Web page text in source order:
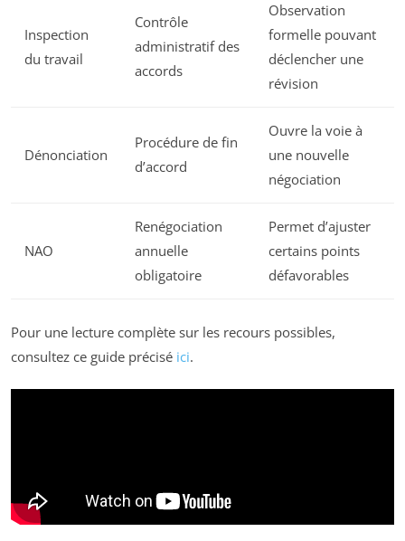
Inspection
du travail
Contrôle
administratif des
accords
Observation
formelle pouvant
déclencher une
révision
Dénonciation
Procédure de fin
d’accord
Ouvre la voie à
une nouvelle
négociation
NAO
Renégociation
annuelle
obligatoire
Permet d’ajuster
certains points
défavorables
Pour une lecture complète sur les recours possibles,
consultez ce guide précisé ici.